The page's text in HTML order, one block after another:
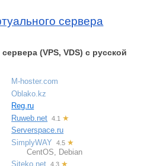
сервера
(VPS, VDS) с русской
M-hoster.com
Oblako.kz
Reg.ru
Ruweb.net
4.1 ★
Serverspace.ru
SimplyWAY
4.5 ★
CentOS, Debian
Siteko.net
4.3 ★